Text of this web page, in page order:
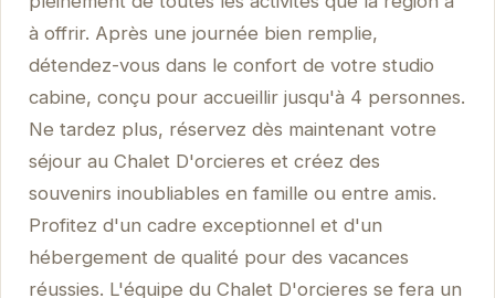
à offrir. Après une journée bien remplie,
détendez-vous dans le confort de votre studio
cabine, conçu pour accueillir jusqu'à 4 personnes.
Ne tardez plus, réservez dès maintenant votre
séjour au Chalet D'orcieres et créez des
souvenirs inoubliables en famille ou entre amis.
Profitez d'un cadre exceptionnel et d'un
hébergement de qualité pour des vacances
réussies. L'équipe du Chalet D'orcieres se fera un